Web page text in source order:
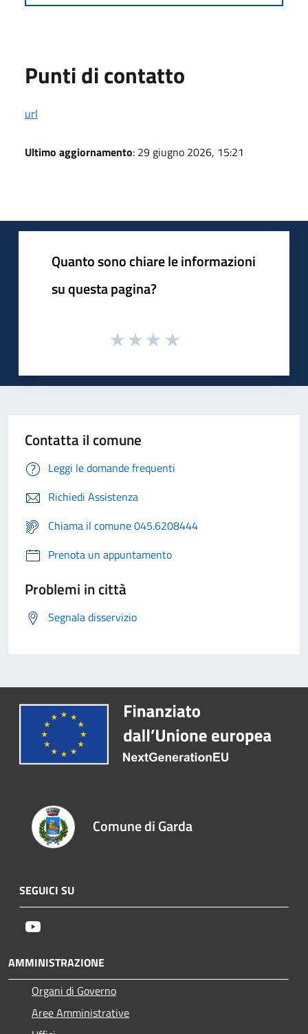
Punti di contatto
url
Ultimo aggiornamento: 29 giugno 2026, 15:21
Quanto sono chiare le informazioni
su questa pagina?
Contatta il comune
Leggi le domande frequenti
Richiedi Assistenza
Chiama il comune 045.6208444
Prenota un appuntamento
Problemi in città
Segnala disservizio
Comune di Garda
SEGUICI SU
AMMINISTRAZIONE
Organi di Governo
Aree Amministrative